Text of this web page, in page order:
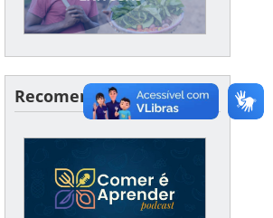
Recomendações